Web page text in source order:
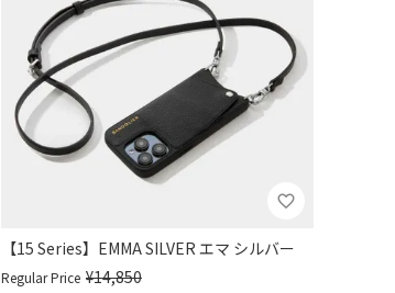
【15 Series】EMMA SILVER エマ シルバー
Regular Price ¥14,850